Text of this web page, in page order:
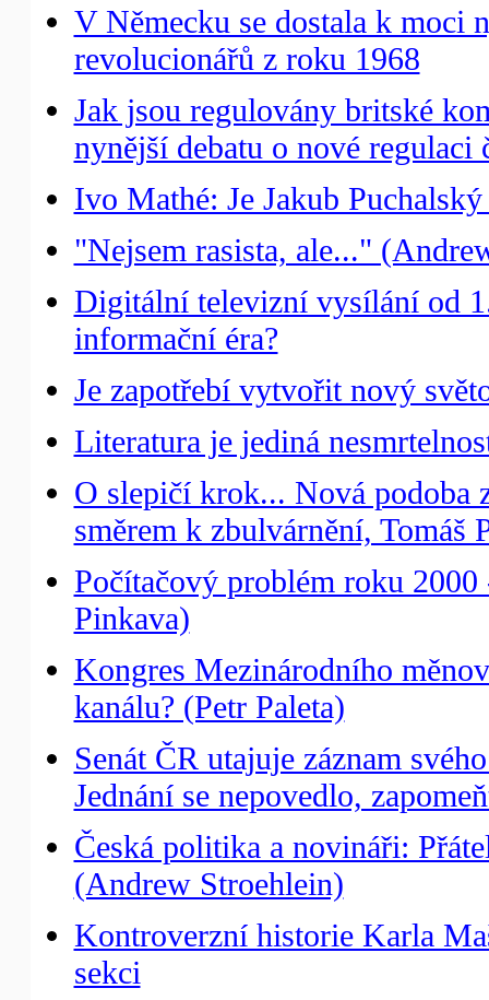
V Německu se dostala k moci
revolucionářů z roku 1968
Jak jsou regulovány britské
nynější debatu o nové
Ivo Mathé: Je Jakub
"Nejsem rasista, ale..."
Digitální televizní vysílání od
informační éra?
Je zapotřebí vytvořit nový
Literatura je jediná
O slepičí krok... Nová podoba
směrem k zbulvárnění, Tomáš
Počítačový problém roku
Pinkava)
Kongres Mezinárodního
kanálu? (Petr Paleta)
Senát ČR utajuje záznam
Jednání se nepovedlo,
Česká politika a novináři:
(Andrew Stroehlein)
Kontroverzní historie Karla
sekci